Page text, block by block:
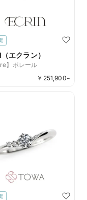
エクラン）
】ポレール
￥ 251,900~